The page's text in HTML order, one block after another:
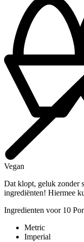
Vegan
Dat klopt, geluk zonder
ingrediënten! Hiermee
Ingredienten voor 10
Metric
Imperial